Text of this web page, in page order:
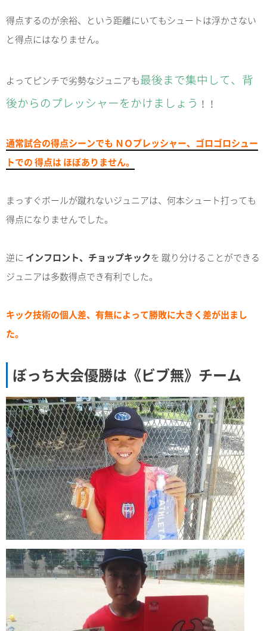
得点するのが余裕、という距離にいてもシュートは浮かさない
と得点にはなりません。
よってピンチで劣勢なジュニアも最後まで集中して、背
後からのプレッシャーをかけましょう ！！
通常試合の得点シーンでも ＮＯプレッシャー、ゴロゴロシュー
トでの 得点は ほぼありません。
まっすぐボールが蹴れないジュニアは、何本シュート打っても
得点になりませんでした。
逆に インフロント、チョップキックを 蹴り分けることができる
ジュニアは多数得点でき有利でした。
キック技術の個人差、有無によって勝敗に大きく差が出まし
た。
ぼっち大会優勝は《ビブ無》チーム